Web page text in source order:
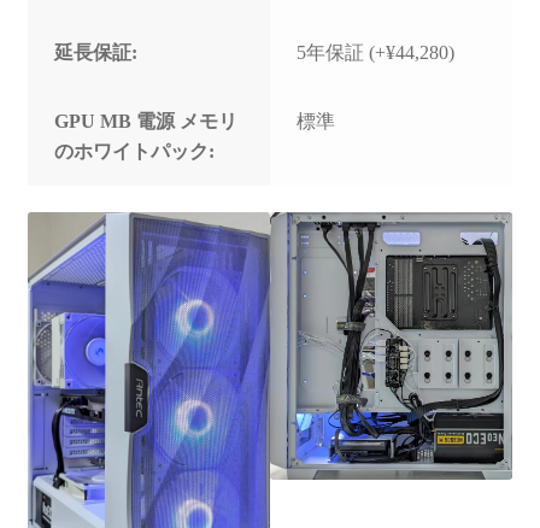
延長保証: 5年保証 (+¥44,280)
GPU MB 電源 メモリ
のホワイトパック:
標準